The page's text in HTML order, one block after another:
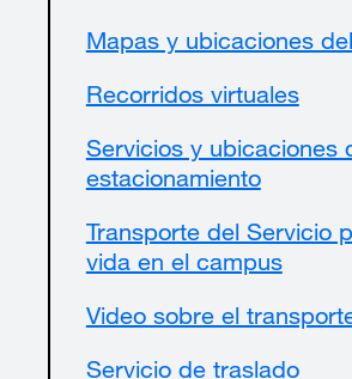
Mapas y ubicaciones
Recorridos virtuales
new
Servicios y ubicaciones
estacionamientoexternal
(opens
in
new
window)
Transporte del Servicio
vida en el campus
Video sobre el
Servicio de traslado